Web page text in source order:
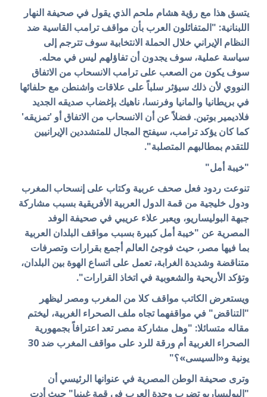
يتسق هذا مع رؤية هشام ملحم الذي يقول في صحيفة النهار
اللبنانية: "المتفائلون العرب بأن مواقف ترامب القاسية ضد
النظام الإيراني خلال الحملة الانتخابية سوف تترجم إلى
سياسة عملية، سوف يجدون أن تفاؤلهم ليس في محله.
سوف يكون من الصعب على ترامب الانسحاب من الاتفاق
النووي لأن ذلك سيؤثر سلباً على علاقات واشنطن مع حلفائها
في بريطانيا والمانيا وفرنسا، ناهيك بإغضاب صديقه الجديد
فلاديمير بوتين. فضلاً عن أن الانسحاب من الاتفاق أو 'تمزيقه'
كما كان يؤكد ترامب، سيفتح المجال للمتشددين الإيرانيين
للتقدم بمطالبهم المتصلبة".
"خيبة أمل"
تنوعت ردود فعل صحف عربية وكتاب على إنسحاب المغرب
ودول خليجية من قمة الدول العربية الأفريقية بسبب مشاركة
جبهة البوليساريو، ويعبر علاء عريبي في صحيفة الوفد
المصرية عن "خيبة أمل كبيرة بسبب مواقف البلدان العربية
بما فيها مصر، حيث فوجئ العالم أجمع بقرارات وتصرفات
متناقضة وشديدة الغرابة، تعمل على اتساع الهوة بين البلدان،
وتؤكد الأريحية والشعوبية في اتخاذ القرارات".
ويستعرض الكاتب مواقف كلا من المغرب ومصر ليظهر
"التناقض" في مواقفهما تجاه ملف الصحراء الغربية، ليختم
مقاله متسائلا: "وهل مشاركة مصر تعد اعترافاً بجمهورية
الصحراء الغربية أم ورقة للرد على مواقف المغرب ضد 30
يونية و«السيسى»؟"
وترى صحيفة الوطن المصرية في عنوانها الرئيسي أن
"البوليساريو تضرب وحدة العرب في قمة غينيا" حيث أدت